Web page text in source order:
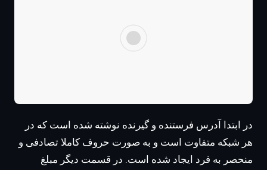
در ابتدا آدرس فرستنده و گیرنده نوشته شده است که در
هر شبکه متفاوت است و به صورت حروف کاملا تصادفی و
منحصر به فرد ایجاد شده است. در قسمت دیگر مبلغ